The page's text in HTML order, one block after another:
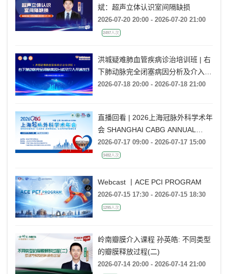
斌：超声立体认识室间隔缺损
2026-07-20 20:00 - 2026-07-20 21:00
2497人次
洪城疑难肺血管疾病诊治培训班 | 右
下肺动脉完全闭塞病因分析及介入开
通技巧
2026-07-18 20:00 - 2026-07-18 21:00
直播回看 | 2026上海冠脉外科学术年
会 SHANGHAI CABG ANNUAL
CONFERENCE
2026-07-17 09:00 - 2026-07-17 15:00
3482人次
Webcast 丨ACE PCI PROGRAM
2026-07-15 17:30 - 2026-07-15 18:30
1295人次
岭南瓣膜介入课程 孙英皓: 不同类型
的瓣膜释放过程(二)
2026-07-14 20:00 - 2026-07-14 21:00